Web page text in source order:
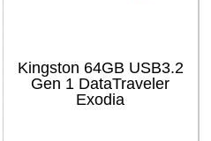
Kingston 64GB USB3.2
Gen 1 DataTraveler
Exodia